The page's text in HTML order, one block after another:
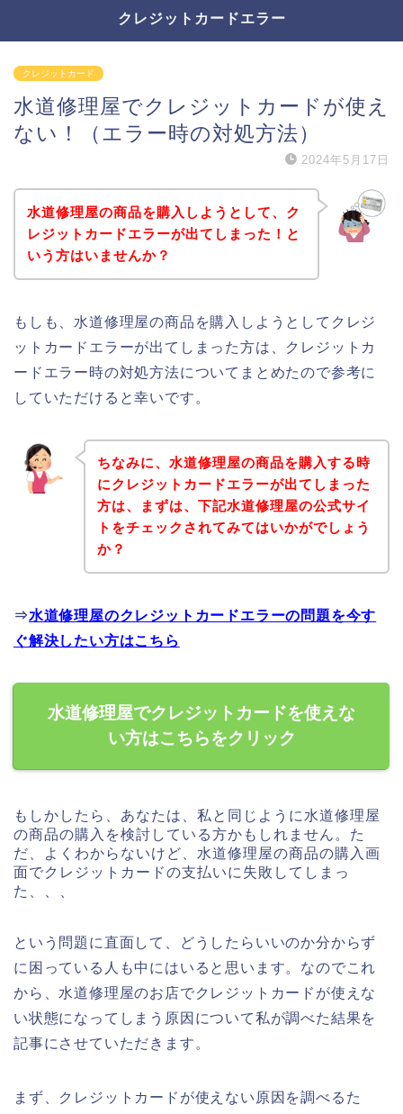
クレジットカードエラー
クレジットカード
水道修理屋でクレジットカードが使え
ない！（エラー時の対処方法）
2024年5月17日
水道修理屋の商品を購入しようとして、ク
レジットカードエラーが出てしまった！と
いう方はいませんか？
もしも、水道修理屋の商品を購入しようとしてクレジ
ットカードエラーが出てしまった方は、クレジットカ
ードエラー時の対処方法についてまとめたので参考に
していただけると幸いです。
ちなみに、水道修理屋の商品を購入する時
にクレジットカードエラーが出てしまった
方は、まずは、下記水道修理屋の公式サイ
トをチェックされてみてはいかがでしょう
か？
⇒水道修理屋のクレジットカードエラーの問題を今す
ぐ解決したい方はこちら
水道修理屋でクレジットカードを使えな
い方はこちらをクリック
もしかしたら、あなたは、私と同じように水道修理屋
の商品の購入を検討している方かもしれません。た
だ、よくわからないけど、水道修理屋の商品の購入画
面でクレジットカードの支払いに失敗してしまっ
た、、、
という問題に直面して、どうしたらいいのか分からず
に困っている人も中にはいると思います。なのでこれ
から、水道修理屋のお店でクレジットカードが使えな
い状態になってしまう原因について私が調べた結果を
記事にさせていただきます。
まず、クレジットカードが使えない原因を調べるた